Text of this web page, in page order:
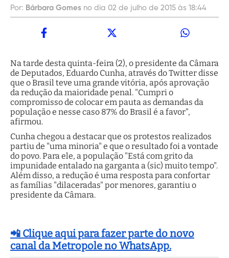
Por: Bárbara Gomes no dia 02 de julho de 2015 às 18:44
Na tarde desta quinta-feira (2), o presidente da Câmara
de Deputados, Eduardo Cunha, através do Twitter disse
que o Brasil teve uma grande vitória, após aprovação
da redução da maioridade penal. "Cumpri o
compromisso de colocar em pauta as demandas da
população e nesse caso 87% do Brasil é a favor",
afirmou.
Cunha chegou a destacar que os protestos realizados
partiu de "uma minoria" e que o resultado foi a vontade
do povo. Para ele, a população "Está com grito da
impunidade entalado na garganta a (sic) muito tempo".
Além disso, a redução é uma resposta para confortar
as famílias "dilaceradas" por menores, garantiu o
presidente da Câmara.
📲 Clique aqui para fazer parte do novo
canal da Metropole no WhatsApp.